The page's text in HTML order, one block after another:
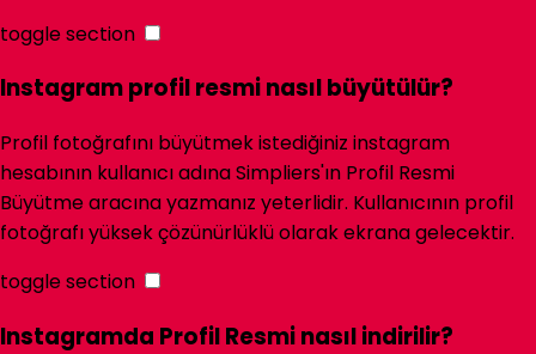
toggle section
Instagram profil resmi nasıl büyütülür?
Profil fotoğrafını büyütmek istediğiniz instagram
hesabının kullanıcı adına Simpliers'ın Profil Resmi
Büyütme aracına yazmanız yeterlidir. Kullanıcının profil
fotoğrafı yüksek çözünürlüklü olarak ekrana gelecektir.
toggle section
Instagramda Profil Resmi nasıl indirilir?